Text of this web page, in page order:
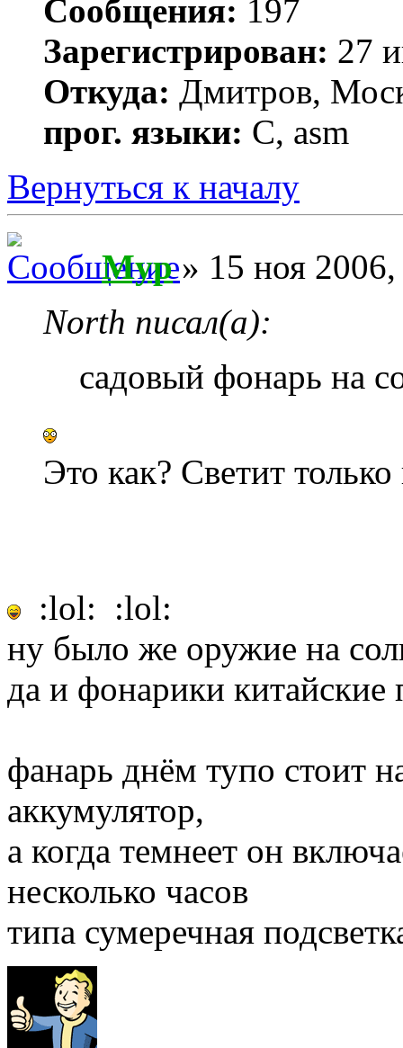
Сообщения: 197
Зарегистрирован: 27
Откуда: Дмитров,
прог. языки: С, asm
Вернуться к началу
Myp» 15 ноя
North писал(а):
садовый фонарь на
Это как? Светит
:lol: :lol:
ну было же оружие на
да и фонарики китайские
фанарь днём тупо стоит
аккумулятор,
а когда темнеет он
несколько часов
типа сумеречная